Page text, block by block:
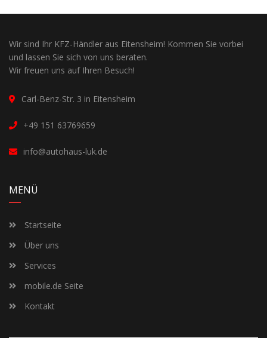
Wir sind Ihr KFZ-Händler aus Eitensheim! Kommen Sie vorbei
und lassen Sie sich von uns beraten.
Wir freuen uns auf Ihren Besuch!
Carl-Benz-Str. 3 in Eitensheim
+49 151 63769659
info@autohaus-luk.de
MENÜ
Startseite
Über uns
Services
mobile.de Seite
Kontakt